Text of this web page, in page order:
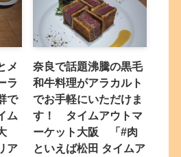
メ
ラ
で
ム
ア
奈良で話題沸騰の黒毛
和牛料理がアラカルト
でお手軽にいただけま
す！ タイムアウトマ
ーケット大阪 「#肉
といえば松田 タイムア